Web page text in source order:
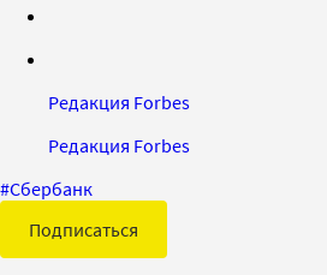
Редакция Forbes
Редакция Forbes
#Сбербанк
Подписаться